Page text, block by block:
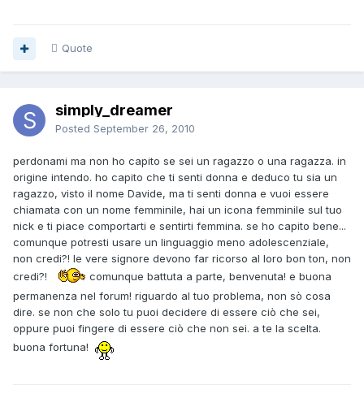
Quote
simply_dreamer
Posted September 26, 2010
perdonami ma non ho capito se sei un ragazzo o una ragazza. in
origine intendo. ho capito che ti senti donna e deduco tu sia un
ragazzo, visto il nome Davide, ma ti senti donna e vuoi essere
chiamata con un nome femminile, hai un icona femminile sul tuo
nick e ti piace comportarti e sentirti femmina. se ho capito bene...
comunque potresti usare un linguaggio meno adolescenziale,
non credi?! le vere signore devono far ricorso al loro bon ton, non
credi?!
comunque battuta a parte, benvenuta! e buona
permanenza nel forum! riguardo al tuo problema, non sò cosa
dire. se non che solo tu puoi decidere di essere ciò che sei,
oppure puoi fingere di essere ciò che non sei. a te la scelta.
buona fortuna!